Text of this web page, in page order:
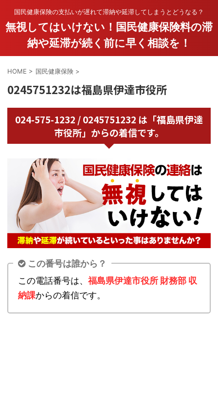
国民健康保険の支払いが遅れて滞納や延滞してしまうとどうなる？
無視してはいけない！国民健康保険料の滞
納や延滞が続く前に早く相談を！
HOME > 国民健康保険 >
0245751232は福島県伊達市役所
024-575-1232 / 0245751232 は「福島県伊達
市役所」からの着信です。
この番号は誰から？
この電話番号は、 福島県伊達市役所 財務部 収
納課からの着信です。